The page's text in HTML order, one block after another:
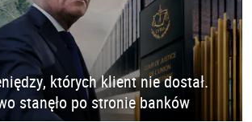
których klient nie dostał.
stanęło po stronie banków